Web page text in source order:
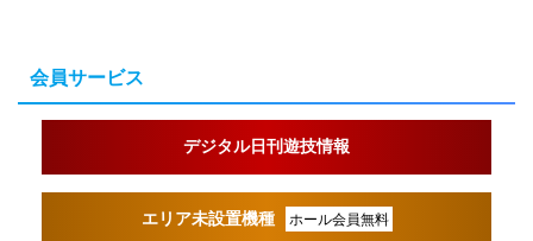
会員サービス
デジタル日刊遊技情報
エリア未設置機種 ホール会員無料